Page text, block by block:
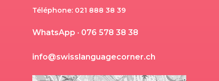
Téléphone: 021 888 38 39
WhatsApp · 076 578 38 38
info@swisslanguagecorner.ch